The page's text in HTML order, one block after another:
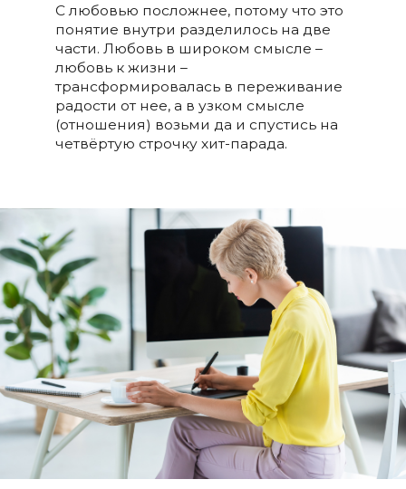
С любовью посложнее, потому что это
понятие внутри разделилось на две
части. Любовь в широком смысле –
любовь к жизни –
трансформировалась в переживание
радости от нее, а в узком смысле
(отношения) возьми да и спустись на
четвёртую строчку хит-парада.